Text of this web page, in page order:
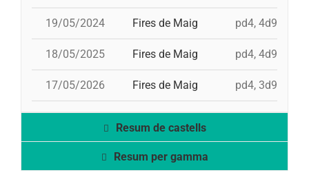
19/05/2024 Fires de Maig pd4, 4d9f, id
18/05/2025 Fires de Maig pd4, 4d9fc,
17/05/2026 Fires de Maig pd4, 3d9f,
Resum de castells
Resum per gamma